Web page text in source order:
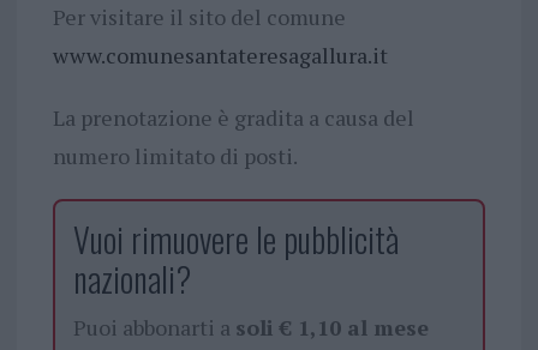
Per visitare il sito del comune
www.comunesantateresagallura.it
La prenotazione è gradita a causa del
numero limitato di posti.
Vuoi rimuovere le pubblicità
nazionali?
Puoi abbonarti a soli € 1,10 al mese